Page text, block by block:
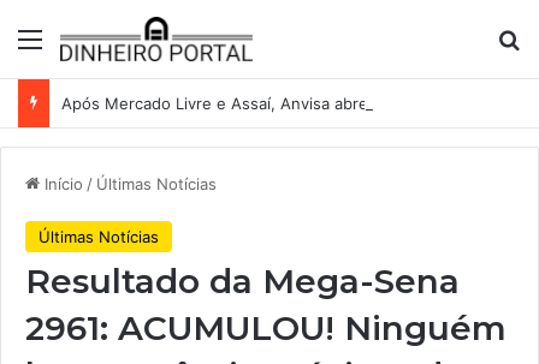
Menu
Início / Últimas Notícias
Últimas Notícias
Resultado da Mega-Sena
2961: ACUMULOU! Ninguém